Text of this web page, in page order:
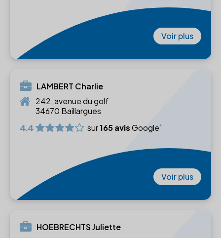
Voir plus
LAMBERT Charlie
242, avenue du golf
34670 Baillargues
4.4 sur165 avisGoogle
Voir plus
HOEBRECHTS Juliette